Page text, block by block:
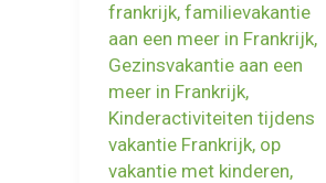
frankrijk, familievakantie
aan een meer in Frankrijk,
Gezinsvakantie aan een
meer in Frankrijk,
Kinderactiviteiten tijdens
vakantie Frankrijk, op
vakantie met kinderen,